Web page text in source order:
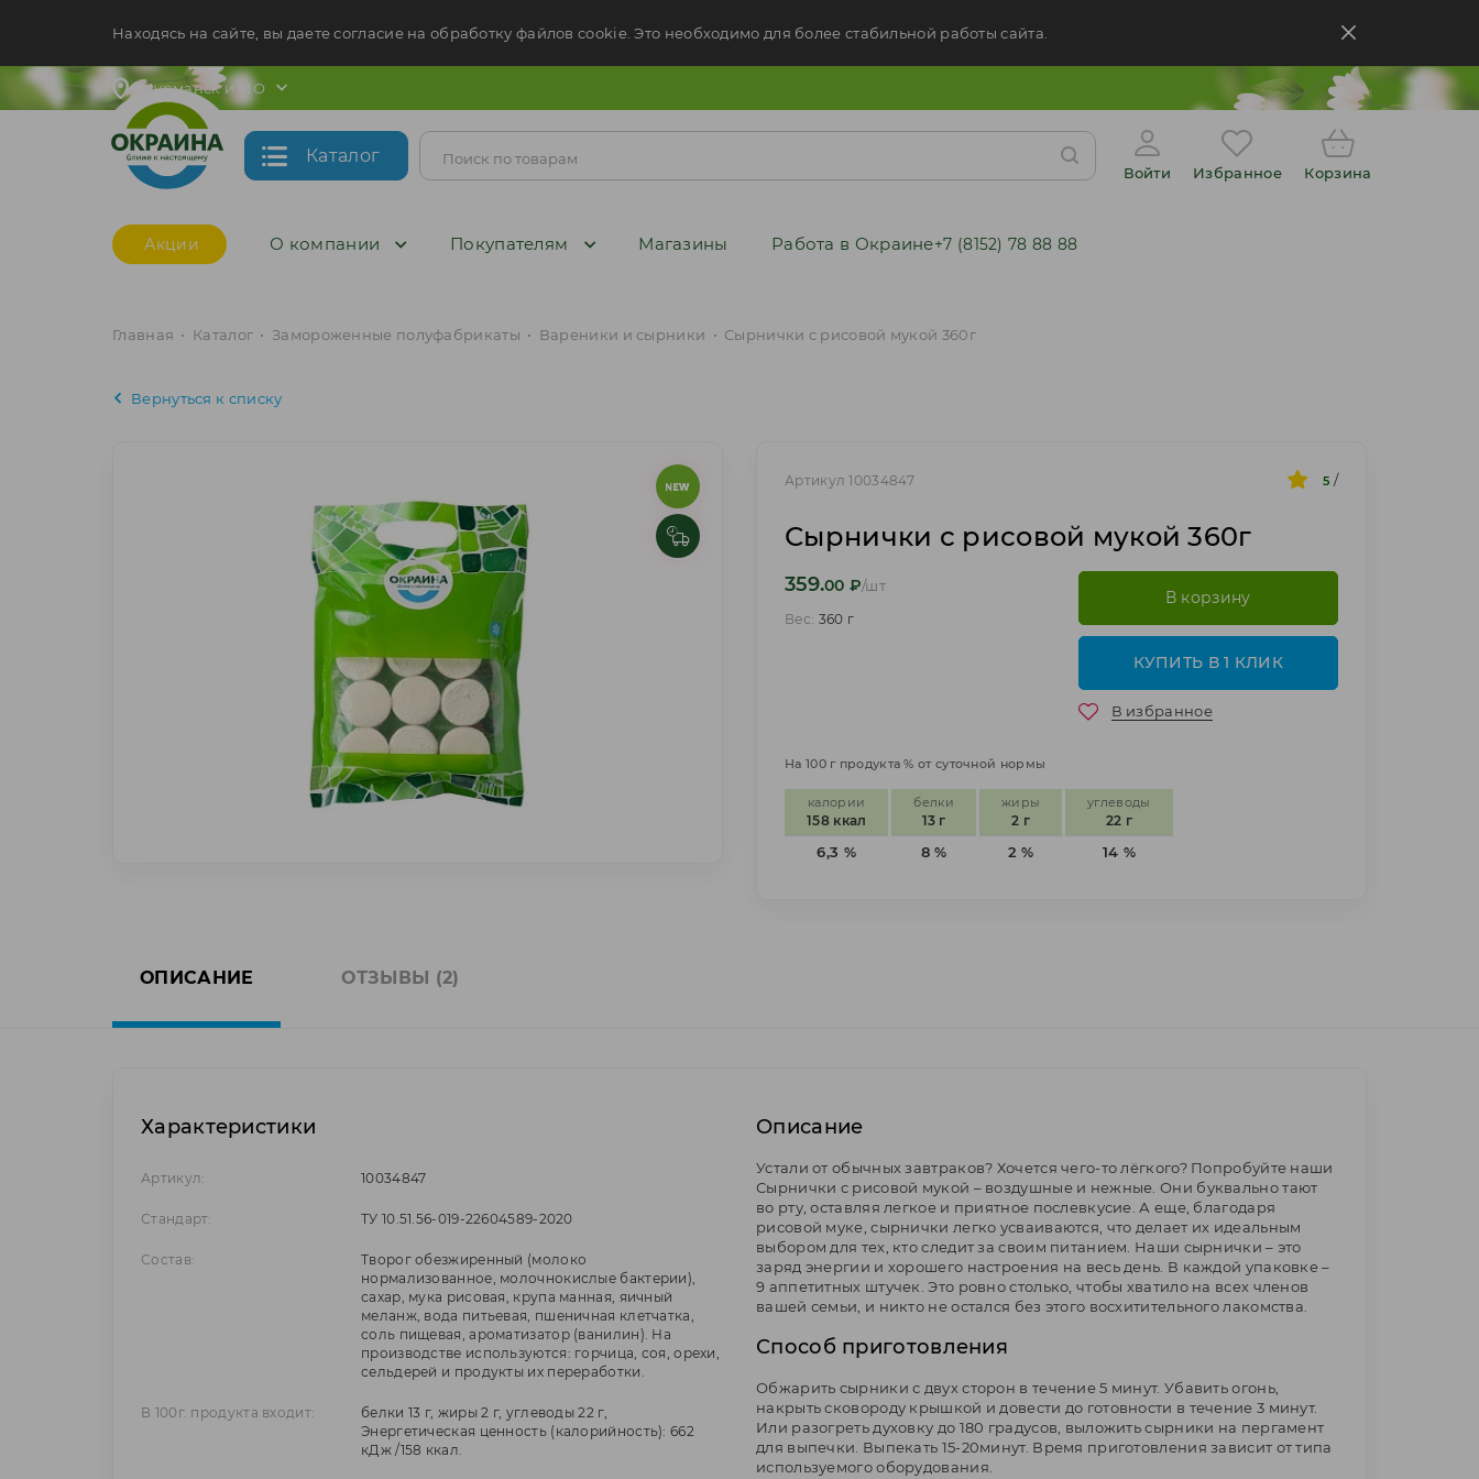
Находясь на сайте, вы даете согласие на обработку файлов cookie. Это необходимо для более стабильной работы сайта.
Мурманск и МО
Каталог
Войти Избранное Корзина
Акции О компании Покупателям Магазины Работа в Окраине+7 (8152) 78 88 88
Главная • Каталог • Замороженные полуфабрикаты • Вареники и сырники • Сырнички с рисовой мукой 360г
Вернуться к списку
Артикул 10034847 5 /
Сырнички с рисовой мукой 360г
359.00 ₽/шт
Вес: 360 г
В корзину
КУПИТЬ В 1 КЛИК
В избранное
На 100 г продукта % от суточной нормы
калории
158 ккал
6,3 %
белки
13 г
8 %
жиры
2 г
2 %
углеводы
22 г
14 %
ОПИСАНИЕ ОТЗЫВЫ (2)
Характеристики
Артикул: 10034847
Стандарт: ТУ 10.51.56-019-22604589-2020
Состав:
Творог обезжиренный (молоко
нормализованное, молочнокислые бактерии),
сахар, мука рисовая, крупа манная, яичный
меланж, вода питьевая, пшеничная клетчатка,
соль пищевая, ароматизатор (ванилин). На
производстве используются: горчица, соя, орехи,
сельдерей и продукты их переработки.
В 100г. продукта входит:
белки 13 г, жиры 2 г, углеводы 22 г,
Энергетическая ценность (калорийность): 662
кДж /158 ккал.
Описание
Устали от обычных завтраков? Хочется чего-то лёгкого? Попробуйте наши
Сырнички с рисовой мукой – воздушные и нежные. Они буквально тают
во рту, оставляя легкое и приятное послевкусие. А еще, благодаря
рисовой муке, сырнички легко усваиваются, что делает их идеальным
выбором для тех, кто следит за своим питанием. Наши сырнички – это
заряд энергии и хорошего настроения на весь день. В каждой упаковке –
9 аппетитных штучек. Это ровно столько, чтобы хватило на всех членов
вашей семьи, и никто не остался без этого восхитительного лакомства.
Способ приготовления
Обжарить сырники с двух сторон в течение 5 минут. Убавить огонь,
накрыть сковороду крышкой и довести до готовности в течение 3 минут.
Или разогреть духовку до 180 градусов, выложить сырники на пергамент
для выпечки. Выпекать 15-20минут. Время приготовления зависит от типа
используемого оборудования.